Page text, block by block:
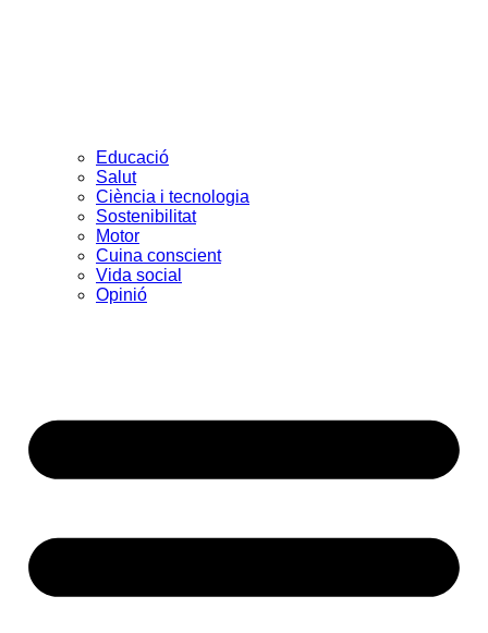
Educació
Salut
Ciència i tecnologia
Sostenibilitat
Motor
Cuina conscient
Vida social
Opinió